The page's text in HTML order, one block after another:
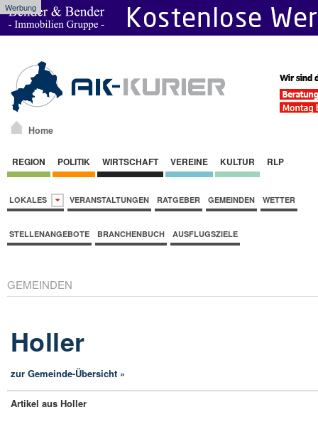
Werbung
Home
REGION POLITIK WIRTSCHAFT VEREINE KULTUR RLP
LOKALES VERANSTALTUNGEN RATGEBER GEMEINDEN WETTER
STELLENANGEBOTE BRANCHENBUCH AUSFLUGSZIELE
GEMEINDEN
Holler
zur Gemeinde-Übersicht »
Artikel aus Holler